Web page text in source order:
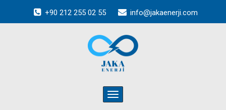
+90 212 255 02 55 info@jakaenerji.com
Toggle
navigation